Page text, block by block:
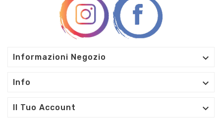
Informazioni Negozio 
Info 
Il Tuo Account 